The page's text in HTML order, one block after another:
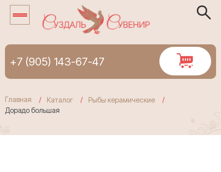
+7 (905) 143-67-47
Главная Каталог
Рыбы керамические
Дорадо большая